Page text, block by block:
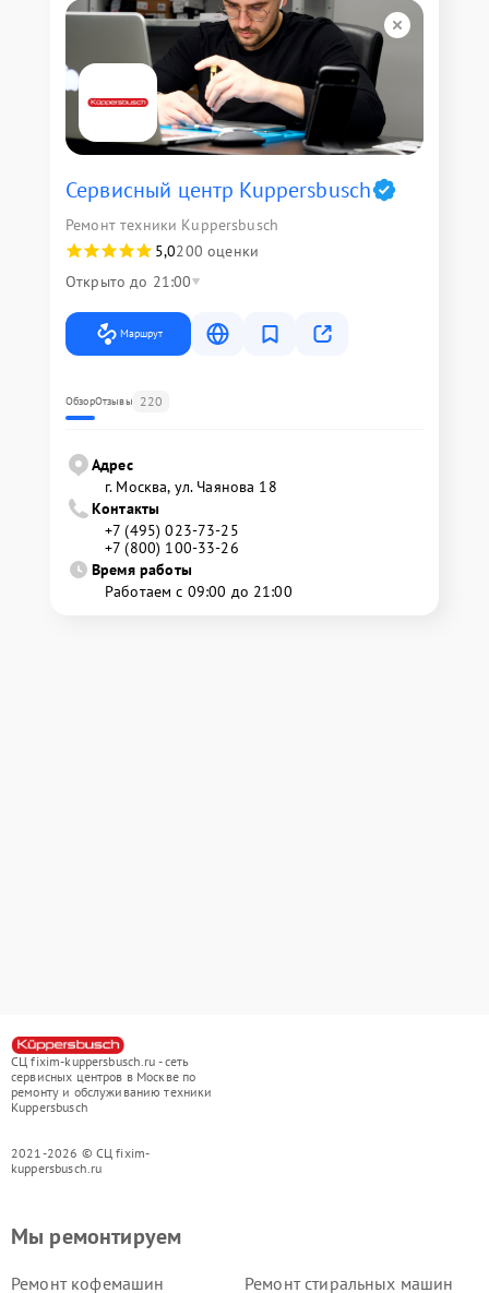
Сервисный центр Kuppersbusch
Ремонт техники Kuppersbusch
5,0200 оценки
Открыто до 21:00
Маршрут
ОбзорОтзывы 220
Адрес
г. Москва, ул. Чаянова 18
Контакты
+7 (495) 023-73-25
+7 (800) 100-33-26
Время работы
Работаем с 09:00 до 21:00
СЦ fixim-kuppersbusch.ru - сеть
сервисных центров в Москве по
ремонту и обслуживанию техники
Kuppersbusch
2021-2026 © СЦ fixim-
kuppersbusch.ru
Мы ремонтируем
Ремонт кофемашин
Ремонт стиральных машин